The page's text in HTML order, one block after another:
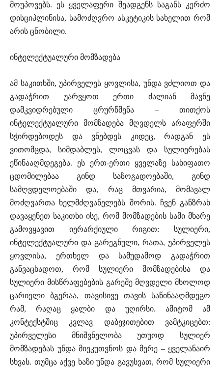
მოუპოვებს. ეს ყველაფერი შეადგენს საგანს კერძო
დისციპლინისა, სამოძღვრო ასკეტიკის სახელით რომ
არის ცნობილი.
ინტელექტუალური მომზადება
ამ საკითხში, უპირველეს ყოვლისა, უნდა ვძლიოთ და
გადაჭრით უარვყოთ ერთი ძალიან მავნე
დამკვიდრებული ცრურწმენა – თითქოს
ინტელექტუალური მომზადება მღვდელს არაფერში
სჭირდებოდეს და ვნებდეს კიდეც, რადგან ეს
ვითომცდა, სიმდაბლეს, ლოცვას და სულიერებას
ეწინააღმდეგება. ეს ერთ-ერთი ყველაზე სახიფათო
ცდომილებაა გინდ საზოგადოებაში, გინდ
სამღვდელოებაში და, რაც მთვარია, მომავალ
მოძღვართა ხელმძღვანელებს შორის. ჩვენ განზრახ
დავაყენეთ საკითხი ისე, რომ მომზადების სამი მხარე
გამოვყავით იერარქიული რიგით: სულიერი,
ინტელექტუალური და გარეგნული, რათა, უპირველეს
ყოვლისა, ერთხელ და სამუდამოდ გადაჭრით
განვაცხადოთ, რომ სულიერი მომზადებისა და
სულიერი მისწრაფებების გარეშე მღვდელი მხოლოდ
ცარიელი ბგერაა, თავისივე თავის საწინააღმდეგო
რამ, რაღაც ყალბი და უღირსი. ამიტომ ამ
კონტექსტშიც კვლავ დაბეჯითებით ვამტკიცებთ:
უპირველესი მნიშვნელობა უთუოდ სულიერ
მომზადებას უნდა მიეკუთვნოს და მერე – ყველანაირ
სხვას. თუმცა აქვე ხაზი უნდა გავუსვათ, რომ სულიერი